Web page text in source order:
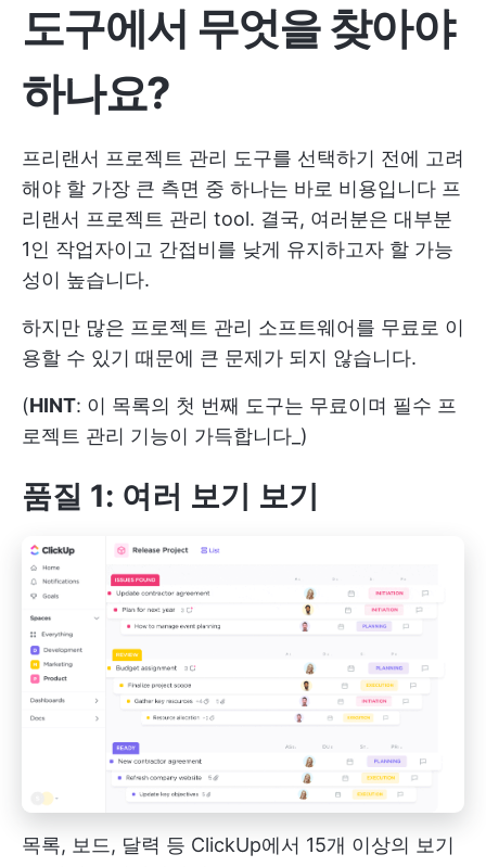
도구에서 무엇을 찾아야
하나요?
프리랜서 프로젝트 관리 도구를 선택하기 전에 고려
해야 할 가장 큰 측면 중 하나는 바로 비용입니다 프
리랜서 프로젝트 관리 tool. 결국, 여러분은 대부분
1인 작업자이고 간접비를 낮게 유지하고자 할 가능
성이 높습니다.
하지만 많은 프로젝트 관리 소프트웨어를 무료로 이
용할 수 있기 때문에 큰 문제가 되지 않습니다.
(HINT: 이 목록의 첫 번째 도구는 무료이며 필수 프
로젝트 관리 기능이 가득합니다_)
품질 1: 여러 보기 보기
목록, 보드, 달력 등 ClickUp에서 15개 이상의 보기